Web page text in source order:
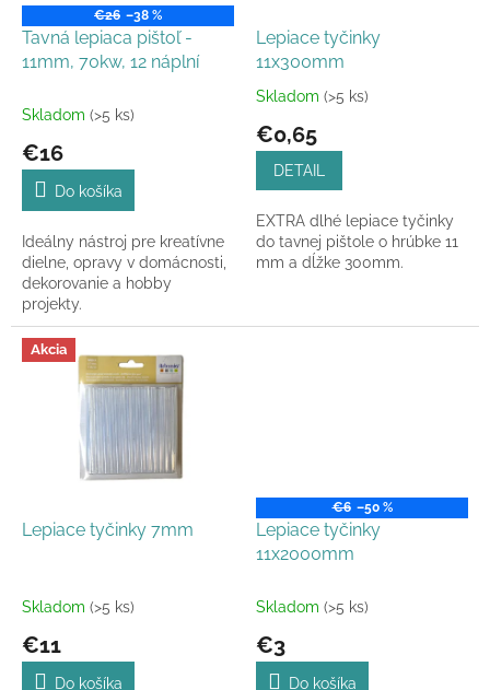
o
d
u
€26 –38 %
Tavná lepiaca pištoľ -
11mm, 70kw, 12 náplní
Skladom (>5 ks)
€16
Do košíka
Ideálny nástroj pre kreatívne
dielne, opravy v domácnosti,
dekorovanie a hobby
projekty.
Lepiace tyčinky
11x300mm
Priemerné
produktu
5,0
5
hviezdičiek.
Skladom (>5 ks)
€0,65
DETAIL
EXTRA dlhé lepiace tyčinky
do tavnej pištole o hrúbke 11
mm a dĺžke 300mm.
Akcia
Lepiace tyčinky 7mm
Skladom (>5 ks)
€11
Do košíka
€6 –50 %
Lepiace tyčinky
11x2000mm
Skladom (>5 ks)
€3
Do košíka